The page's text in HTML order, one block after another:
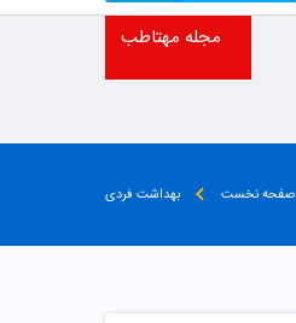
مجله مهتاطب
صفحه نخست بهداشت فردی